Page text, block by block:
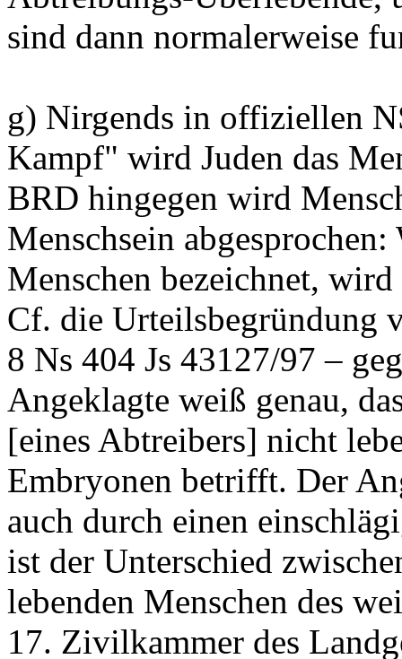
sind dann normalerweise
g) Nirgends in offiziellen
Kampf" wird Juden das
BRD hingegen wird
Menschsein
Menschen bezeichnet,
Cf. die Urteilsbegründung
8 Ns 404 Js 43127/97 –
Angeklagte weiß genau,
[eines Abtreibers] nicht
Embryonen betrifft. Der
auch durch einen
ist der Unterschied
lebenden Menschen des
17. Zivilkammer des